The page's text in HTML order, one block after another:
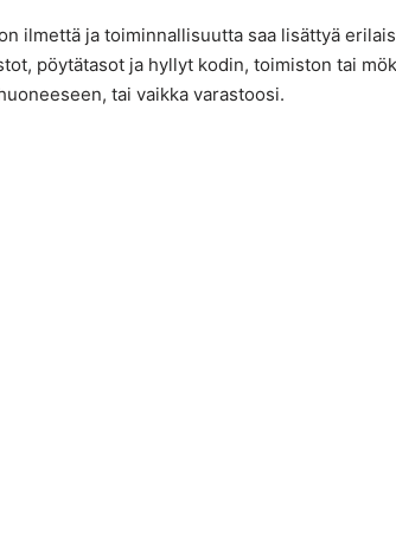
ilmettä ja toiminnallisuutta saa lisättyä
pöytätasot ja hyllyt kodin, toimiston tai
tai vaikka varastoosi.